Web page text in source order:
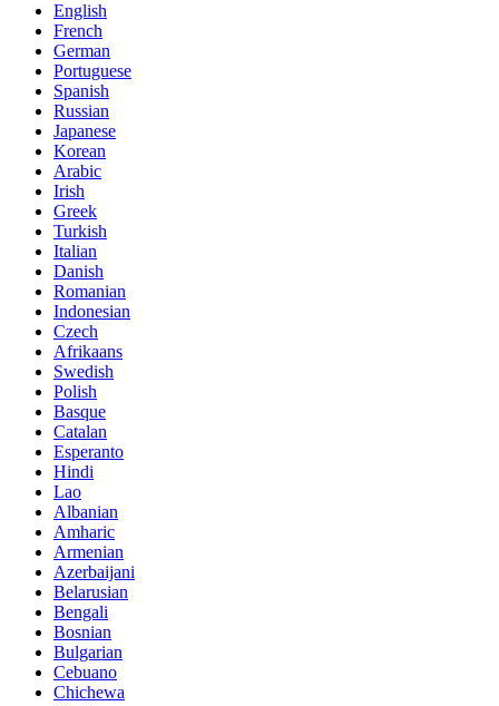
English
French
German
Portuguese
Spanish
Russian
Japanese
Korean
Arabic
Irish
Greek
Turkish
Italian
Danish
Romanian
Indonesian
Czech
Afrikaans
Swedish
Polish
Basque
Catalan
Esperanto
Hindi
Lao
Albanian
Amharic
Armenian
Azerbaijani
Belarusian
Bengali
Bosnian
Bulgarian
Cebuano
Chichewa